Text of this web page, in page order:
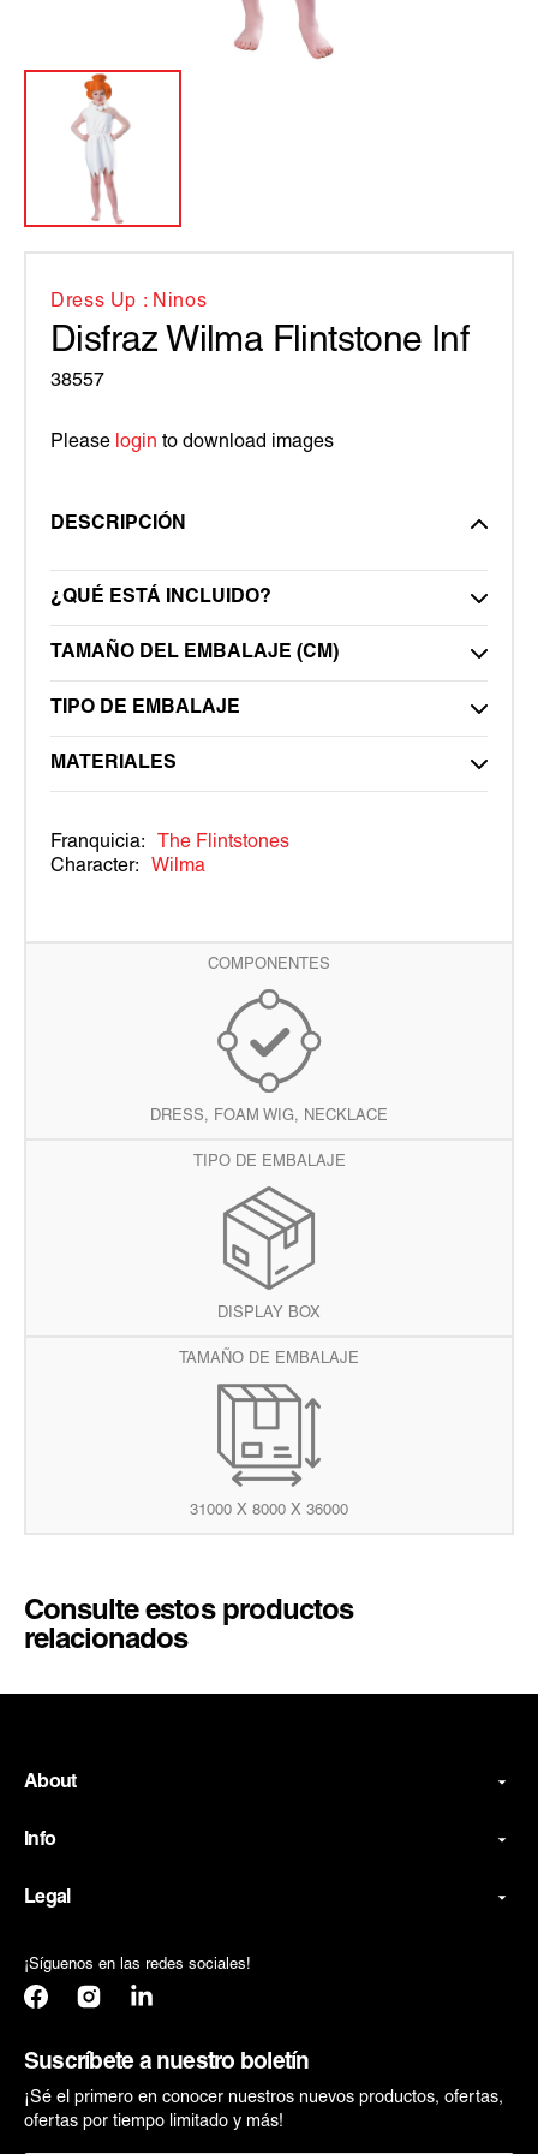
COMPONENTES
DRESS, FOAM WIG, NECKLACE
TIPO DE EMBALAJE
DISPLAY BOX
TAMAÑO DE EMBALAJE
31000 X 8000 X 36000
Dress Up : Ninos
Disfraz Wilma Flintstone Inf
38557
Please login to download images
DESCRIPCIÓN
¿QUÉ ESTÁ INCLUIDO?
TAMAÑO DEL EMBALAJE (CM)
TIPO DE EMBALAJE
MATERIALES
Franquicia:
The Flintstones
Character:
Wilma
Consulte estos productos
relacionados
About
Info
Legal
¡Síguenos en las redes sociales!
FacebookInstagramTranslation
Suscríbete a nuestro boletín
¡Sé el primero en conocer nuestros nuevos productos, ofertas,
ofertas por tiempo limitado y más!